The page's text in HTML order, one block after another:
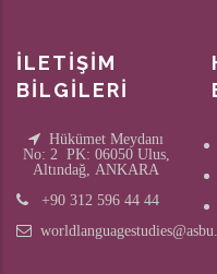
İLETİŞİM
BİLGİLERİ
Hükümet Meydanı
No: 2 PK: 06050 Ulus,
Altındağ, ANKARA
+90 312 596 44 44